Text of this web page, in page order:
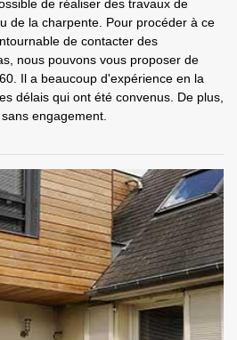
de réaliser des travaux de
de la charpente. Pour procéder à ce
de contacter des
nous pouvons vous proposer de
Il a beaucoup d'expérience en la
délais qui ont été convenus. De plus,
engagement.